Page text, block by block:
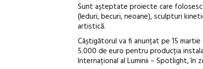
Sunt așteptate proiecte care
(leduri, becuri, neoane), sculpturi
artistică.
Câștigătorul va fi anunțat pe 15
5.000 de euro pentru producția
Internațional al Luminii – Spotlight, în